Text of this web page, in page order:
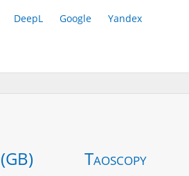
DeepL Google Yandex
Taoscopy